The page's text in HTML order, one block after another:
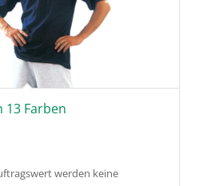
13 Farben
werden keine